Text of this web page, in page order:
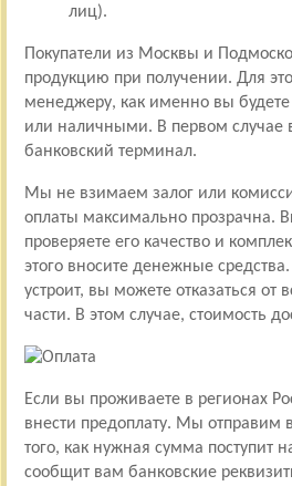
лиц).
Покупатели из Москвы и
продукцию при получении. Для
менеджеру, как именно вы будете
или наличными. В первом случае
банковский терминал.
Мы не взимаем залог или
оплаты максимально прозрачна.
проверяете его качество и
этого вносите денежные
устроит, вы можете отказаться от
части. В этом случае, стоимость
Если вы проживаете в регионах
внести предоплату. Мы отправим
того, как нужная сумма поступит
сообщит вам банковские